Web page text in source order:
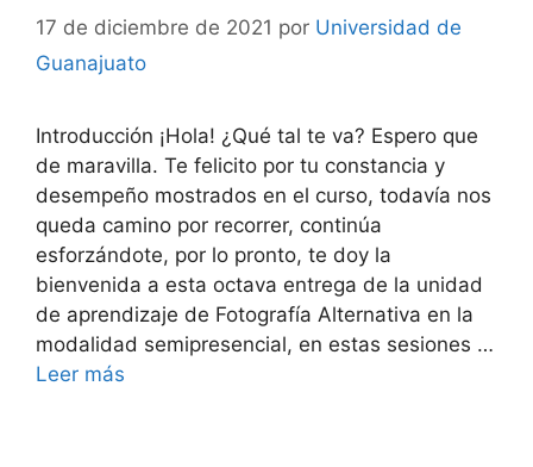
17 de diciembre de 2021 por Universidad de
Guanajuato
Introducción ¡Hola! ¿Qué tal te va? Espero que
de maravilla. Te felicito por tu constancia y
desempeño mostrados en el curso, todavía nos
queda camino por recorrer, continúa
esforzándote, por lo pronto, te doy la
bienvenida a esta octava entrega de la unidad
de aprendizaje de Fotografía Alternativa en la
modalidad semipresencial, en estas sesiones …
Leer más